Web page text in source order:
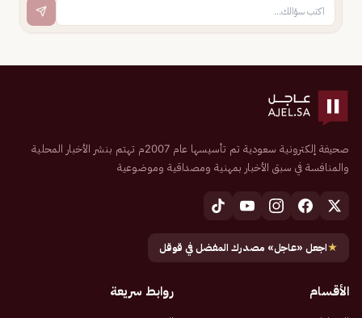
صحيفة إلكترونية سعودية تم تأسيسها عام 2007م تهتم بنشر الأخبار المحلية
والمنافسة في سبق الأخبار بمهنية ومصداقية وموضوعية
★اجعل «عاجل» مصدرك المفضل في قوقل
الأقسام روابط سريعة